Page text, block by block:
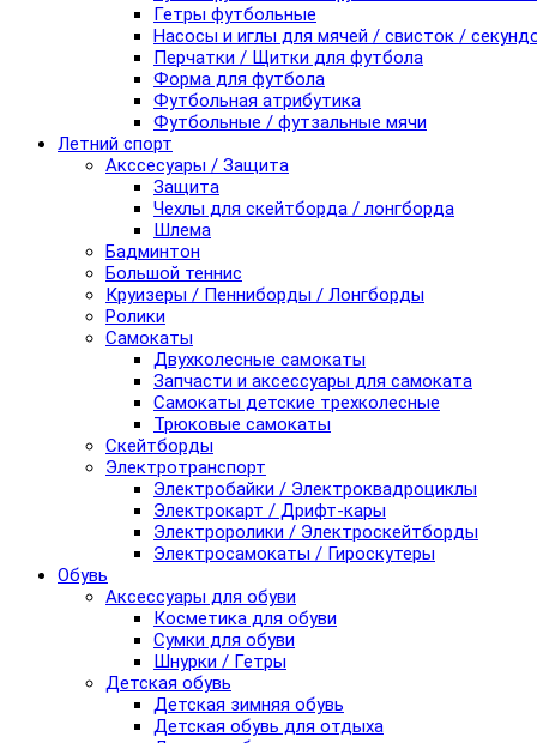
Гетры футбольные
Насосы и иглы для мячей / свисток /
Перчатки / Щитки для футбола
Форма для футбола
Футбольная атрибутика
Футбольные / футзальные мячи
Летний спорт
Акссесуары / Защита
Защита
Чехлы для скейтборда / лонгборда
Шлема
Бадминтон
Большой теннис
Круизеры / Пенниборды / Лонгборды
Ролики
Самокаты
Двухколесные самокаты
Запчасти и аксессуары для самоката
Самокаты детские трехколесные
Трюковые самокаты
Скейтборды
Электротранспорт
Электробайки / Электроквадроциклы
Электрокарт / Дрифт-кары
Электроролики / Электроскейтборды
Электросамокаты / Гироскутеры
Обувь
Аксессуары для обуви
Косметика для обуви
Сумки для обуви
Шнурки / Гетры
Детская обувь
Детская зимняя обувь
Детская обувь для отдыха